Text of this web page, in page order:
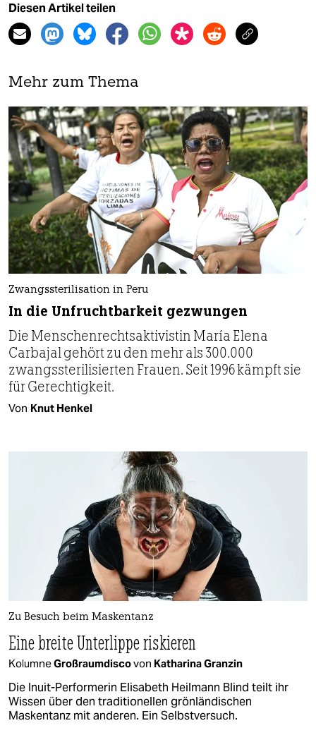
Diesen Artikel teilen
Mehr zum Thema
Zwangssterilisation in Peru
In die Unfruchtbarkeit gezwungen
Die Menschenrechts­aktivistin María Elena
Carbajal gehört zu den mehr als 300.000
zwangssterilisierten Frauen. Seit 1996 kämpft sie
für Gerechtigkeit.
Von Knut Henkel
Zu Besuch beim Maskentanz
Eine breite Unterlippe riskieren
KolumneGroßraumdiscovon Katharina Granzin
Die Inuit-Performerin Elisabeth Heilmann Blind teilt ihr
Wissen über den traditionellen grönländischen
Maskentanz mit anderen. Ein Selbstversuch.